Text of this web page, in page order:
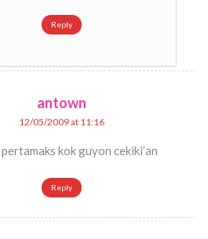
Reply
antown
12/05/2009 at 11:16
kok guyon cekiki’an
Reply